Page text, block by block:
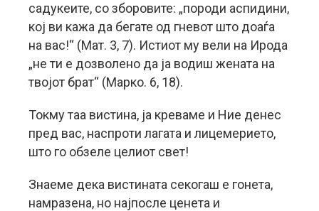
садукеите, со зборовите: „породи аспидини,
кој ви кажа да бегате од гневот што доаѓа
на вас!“ (Мат. 3, 7). Истиот му вели на Ирода
„не ти е дозволено да ја водиш жената на
твојот брат“ (Марко. 6, 18).
Токму таа вистина, ја креваме и Ние денес
пред вас, наспроти лагата и лицемерието,
што го обзеле целиот свет!
Знаеме дека вистината секогаш е гонета,
намразена, но најпосле ценета и